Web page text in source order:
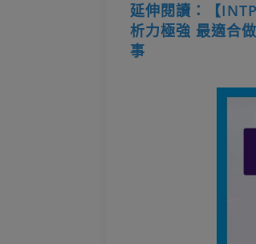
延伸閱讀：【
析力極強 最適合
事